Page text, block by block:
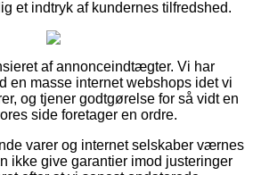
et indtryk af kundernes tilfredshed.
af annonceindtægter. Vi har
en masse internet webshops idet vi
og tjener godtgørelse for så vidt en
side foretager en ordre.
varer og internet selskaber værnes
ikke give garantier imod justeringer